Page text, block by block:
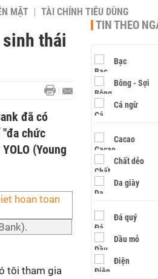
MẶT TÀI CHÍNH TIÊU DÙNG
sinh thái
đã có
chức
(Young
tôi tham gia
TIN THEO
Bạc
Bông - Sợi
Cá ngừ
Cacao
Chất dẻo
Da giày
Đá quý
Dầu mỏ
Điện